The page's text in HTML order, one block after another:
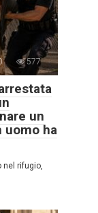
577
un
uomo ha
nel rifugio,